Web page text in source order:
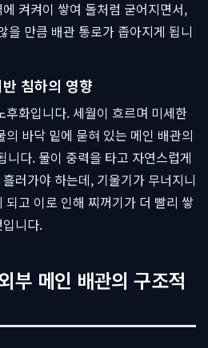
켜켜이 쌓여 돌처럼 굳어지면서,
을 만큼 배관 통로가 좁아지게 됩니
침하의 영향
후화입니다. 세월이 흐르며 미세한
바닥 밑에 묻혀 있는 메인 배관의
니다. 물이 중력을 타고 자연스럽게
러가야 하는데, 기울기가 무너지니
되고 이로 인해 찌꺼기가 더 빨리 쌓
니다.
부 메인 배관의 구조적